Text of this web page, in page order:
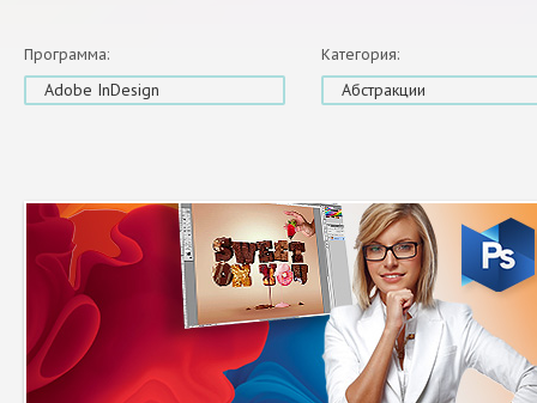
Программа:
Adobe InDesign
Категория:
Абстракции